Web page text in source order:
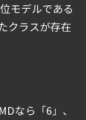
モデルである
クラスが存在
なら「6」、